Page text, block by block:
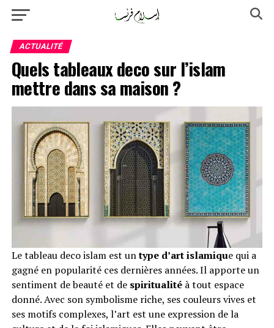
ACTUALITÉ
Quels tableaux deco sur l’islam
mettre dans sa maison ?
Le tableau deco islam est untype d’art islamique qui a
gagné en popularité ces dernières années. Il apporte un
sentiment de beauté et de spiritualité à tout espace
donné. Avec son symbolisme riche, ses couleurs vives et
ses motifs complexes, l’art est une expression de la